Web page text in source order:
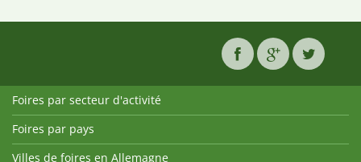
Foires par secteur d'activité
Foires par pays
Villes de foires en Allemagne